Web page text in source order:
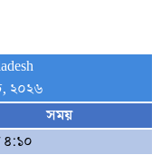
২০২৬
সময়